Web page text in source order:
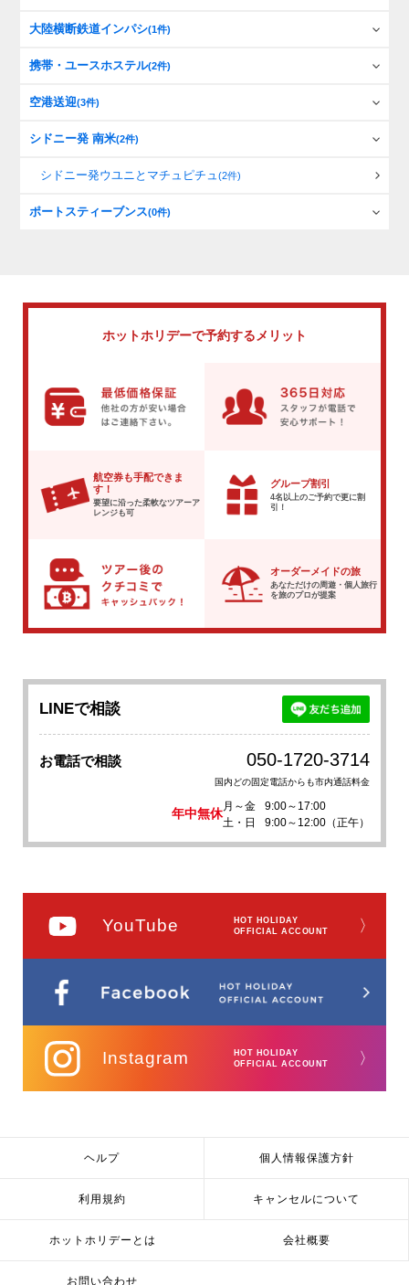
大陸横断鉄道インパシ(1件)
携帯・ユースホステル(2件)
空港送迎(3件)
シドニー発 南米(2件)
シドニー発ウユニとマチュピチュ(2件)
ポートスティーブンス(0件)
ホットホリデーで予約するメリット
航空券も手配できま
す！
要望に沿った柔軟なツアーア
レンジも可
グループ割引
4名以上のご予約で更に割
引！
オーダーメイドの旅
あなただけの周遊・個人旅行
を旅のプロが提案
LINEで相談
お電話で相談 050-1720-3714
国内どの固定電話からも市内通話料金
年中無休
月～金
9:00～17:00
土・日
9:00～12:00（正午）
YouTube
HOT HOLIDAY
OFFICIAL ACCOUNT
〉
Instagram
HOT HOLIDAY
OFFICIAL ACCOUNT
〉
ヘルプ 個人情報保護方針
利用規約 キャンセルについて
ホットホリデーとは 会社概要
お問い合わせ